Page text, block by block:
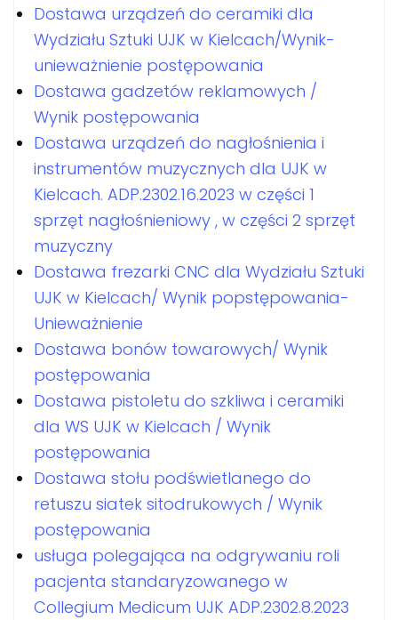
Dostawa urządzeń do ceramiki dla
Wydziału Sztuki UJK w Kielcach/Wynik-
unieważnienie postępowania
Dostawa gadzetów reklamowych /
Wynik postępowania
Dostawa urządzeń do nagłośnienia i
instrumentów muzycznych dla UJK w
Kielcach. ADP.2302.16.2023 w części 1
sprzęt nagłośnieniowy , w części 2 sprzęt
muzyczny
Dostawa frezarki CNC dla Wydziału Sztuki
UJK w Kielcach/ Wynik popstępowania-
Unieważnienie
Dostawa bonów towarowych/ Wynik
postępowania
Dostawa pistoletu do szkliwa i ceramiki
dla WS UJK w Kielcach / Wynik
postępowania
Dostawa stołu podświetlanego do
retuszu siatek sitodrukowych / Wynik
postępowania
usługa polegająca na odgrywaniu roli
pacjenta standaryzowanego w
Collegium Medicum UJK ADP.2302.8.2023